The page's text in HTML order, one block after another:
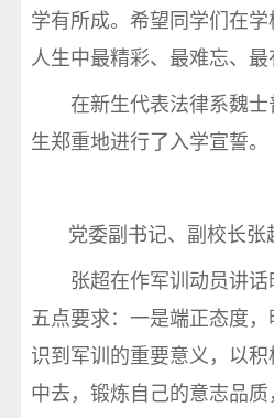
学有所成。希望同学们在
人生中最精彩、最难忘、最
在新生代表法律系魏士
生郑重地进行了入学宣誓。
党委副书记、副校长
张超在作军训动员讲话
五点要求：一是端正态度
识到军训的重要意义，以积
中去，锻炼自己的意志品